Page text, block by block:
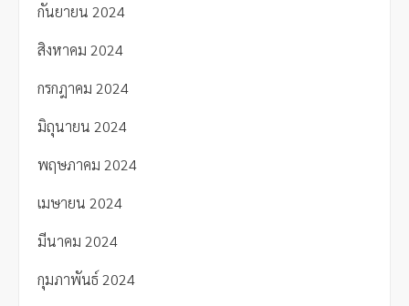
กันยายน 2024
สิงหาคม 2024
กรกฎาคม 2024
มิถุนายน 2024
พฤษภาคม 2024
เมษายน 2024
มีนาคม 2024
กุมภาพันธ์ 2024